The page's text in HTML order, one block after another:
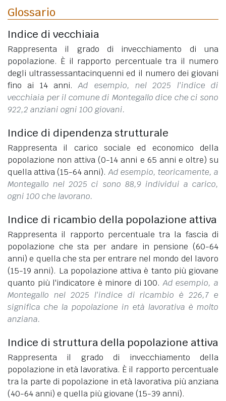
Glossario
Indice di vecchiaia
Rappresenta il grado di invecchiamento di una
popolazione. È il rapporto percentuale tra il numero
degli ultrassessantacinquenni ed il numero dei giovani
fino ai 14 anni.Ad esempio, nel 2025 l'indice di
vecchiaia per il comune di Montegallo dice che ci sono
922,2 anziani ogni 100 giovani.
Indice di dipendenza strutturale
Rappresenta il carico sociale ed economico della
popolazione non attiva (0-14 anni e 65 anni e oltre) su
quella attiva (15-64 anni).Ad esempio, teoricamente, a
Montegallo nel 2025 ci sono 88,9 individui a carico,
ogni 100 che lavorano.
Indice di ricambio della popolazione attiva
Rappresenta il rapporto percentuale tra la fascia di
popolazione che sta per andare in pensione (60-64
anni) e quella che sta per entrare nel mondo del lavoro
(15-19 anni). La popolazione attiva è tanto più giovane
quanto più l'indicatore è minore di 100.Ad esempio, a
Montegallo nel 2025 l'indice di ricambio è 226,7 e
significa che la popolazione in età lavorativa è molto
anziana.
Indice di struttura della popolazione attiva
Rappresenta il grado di invecchiamento della
popolazione in età lavorativa. È il rapporto percentuale
tra la parte di popolazione in età lavorativa più anziana
(40-64 anni) e quella più giovane (15-39 anni).